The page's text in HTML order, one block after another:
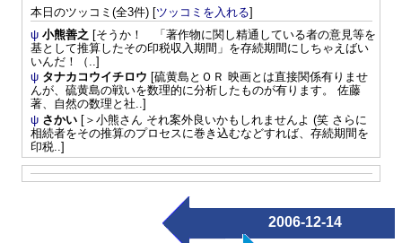
本日のツッコミ(全3件) [ツッコミを入れる]
ψ 小熊善之 [そうか！ 「著作物に関し精通している者の意見等を
基として推算したその印税収入期間」を存続期間にしちゃえばい
いんだ！（..]
ψ タナカコウイチロウ [硫黄島とＯＲ 映画とは直接関係有りませ
んが、硫黄島の戦いを数理的に分析したものが有ります。 佐藤
著、自然の数理と社..]
ψ さかい[＞小熊さん それ案外良いかもしれませんよ (笑 さらに
相続者をその推算のプロセスに巻き込むなどすれば、存続期間を
印税..]
2006-12-14